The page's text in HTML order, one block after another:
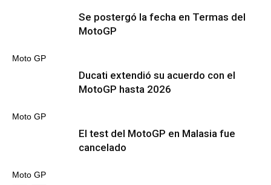
Moto GP
Se postergó la fecha en Termas del
MotoGP
Moto GP
Ducati extendió su acuerdo con el
MotoGP hasta 2026
Moto GP
El test del MotoGP en Malasia fue
cancelado